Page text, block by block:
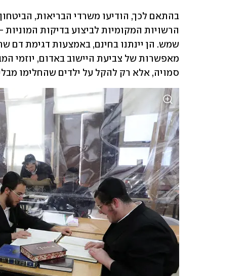
סמויה, אלא רק להקל על ילדים שהחלימו